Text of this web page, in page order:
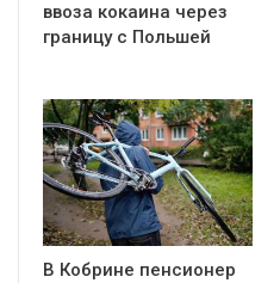
ввоза кокаина через
границу с Польшей
В Кобрине пенсионер